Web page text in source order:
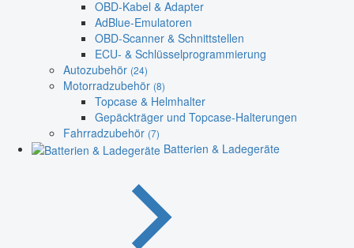
OBD-Kabel & Adapter
AdBlue-Emulatoren
OBD-Scanner & Schnittstellen
ECU- & Schlüsselprogrammierung
Autozubehör (24)
Motorradzubehör (8)
Topcase & Helmhalter
Gepäckträger und Topcase-Halterungen
Fahrradzubehör (7)
Batterien & Ladegeräte